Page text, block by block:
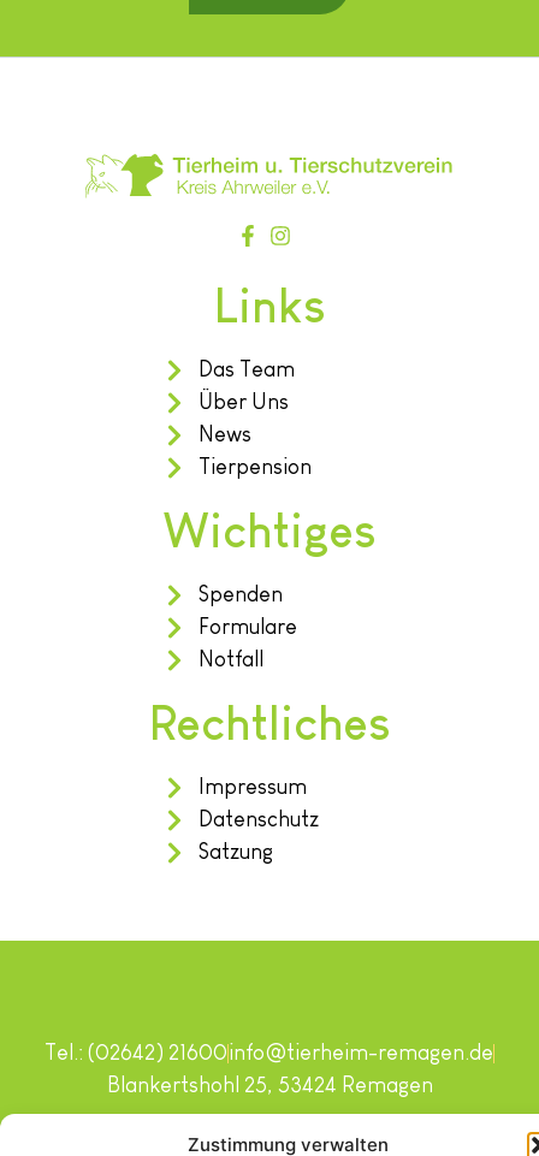
Zustimmung verwalten
Links
Das Team
Über Uns
News
Tierpension
Wichtiges
Spenden
Formulare
Notfall
Rechtliches
Impressum
Datenschutz
Satzung
Copyright © 2024. Alle Rechte vorbehalten.
Tel.: (02642) 21600info@tierheim-remagen.de
Blankertshohl 25, 53424 Remagen